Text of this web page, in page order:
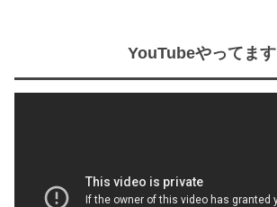
YouTubeやってます